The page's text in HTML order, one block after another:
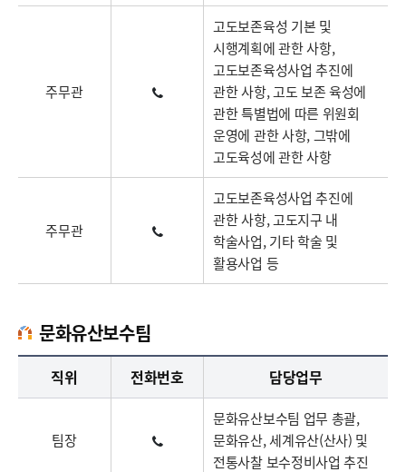
주무관
고도보존육성 기본 및
시행계획에 관한 사항,
고도보존육성사업 추진에
관한 사항, 고도 보존 육성에
관한 특별법에 따른 위원회
운영에 관한 사항, 그밖에
고도육성에 관한 사항
주무관
고도보존육성사업 추진에
관한 사항, 고도지구 내
학술사업, 기타 학술 및
활용사업 등
문화유산보수팀
문화유산보수팀업무담당자의 정보로 직급, 전화번호, 담당업무를 안내하고 있습니다
직위 전화번호 담당업무
팀장
문화유산보수팀 업무 총괄,
문화유산, 세계유산(산사) 및
전통사찰 보수정비사업 추진